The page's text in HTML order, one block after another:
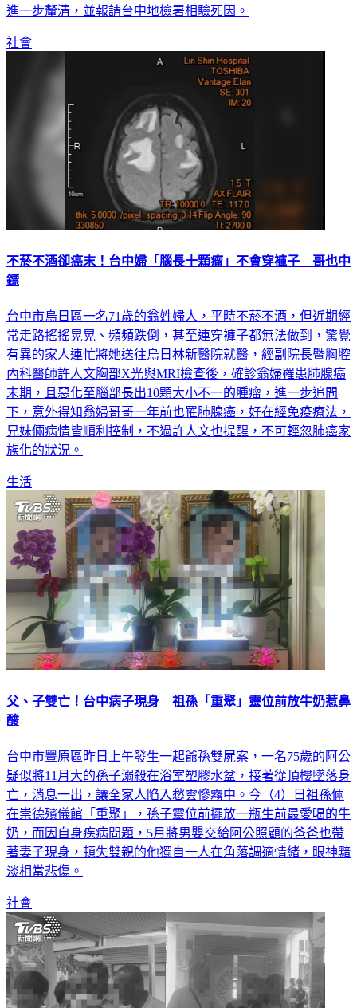
進一步釐清，並報請台中地檢署相驗死因。
社會
不菸不酒卻癌末！台中婦「腦長十顆瘤」不會穿褲子 哥也中
鏢
台中市烏日區一名71歲的翁姓婦人，平時不菸不酒，但近期經
常走路搖搖晃晃、頻頻跌倒，甚至連穿褲子都無法做到，驚覺
有異的家人連忙將她送往烏日林新醫院就醫，經副院長暨胸腔
內科醫師許人文胸部X光與MRI檢查後，確診翁婦罹患肺腺癌
末期，且惡化至腦部長出10顆大小不一的腫瘤，進一步追問
下，意外得知翁婦哥哥一年前也罹肺腺癌，好在經免疫療法，
兄妹倆病情皆順利控制，不過許人文也提醒，不可輕忽肺癌家
族化的狀況。
生活
父、子雙亡！台中病子現身 祖孫「重聚」靈位前放牛奶惹鼻
酸
台中市豐原區昨日上午發生一起爺孫雙屍案，一名75歲的阿公
疑似將11月大的孫子溺殺在浴室塑膠水盆，接著從頂樓墜落身
亡，消息一出，讓全家人陷入愁雲慘霧中。今（4）日祖孫倆
在崇德殯儀館「重聚」，孫子靈位前擺放一瓶生前最愛喝的牛
奶，而因自身疾病問題，5月將男嬰交給阿公照顧的爸爸也帶
著妻子現身，頓失雙親的他獨自一人在角落調適情緒，眼神黯
淡相當悲傷。
社會